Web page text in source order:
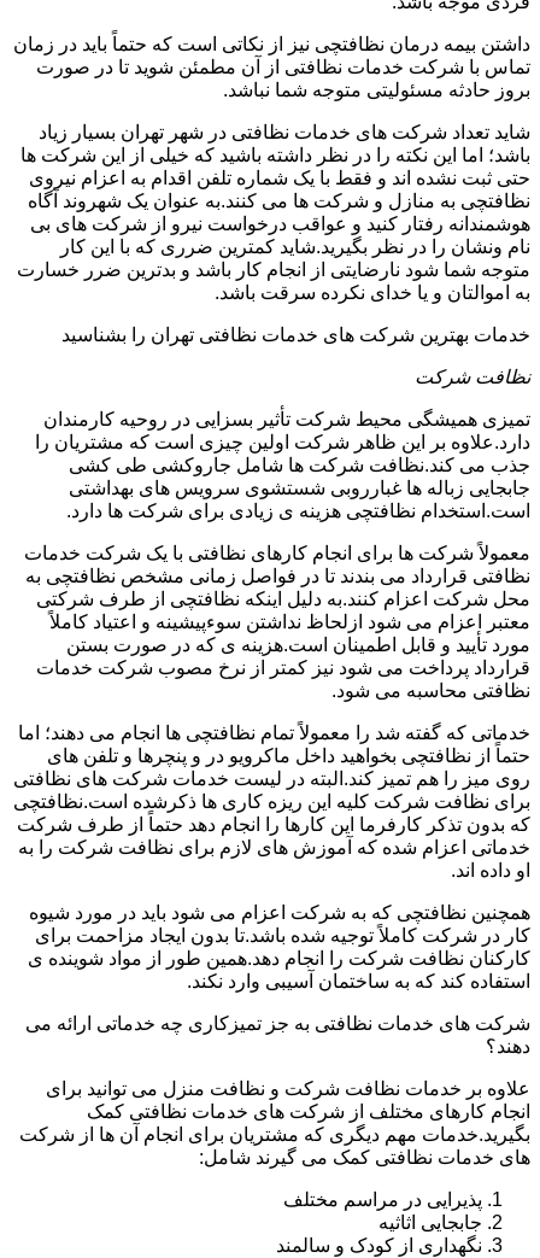
داشتن بیمه درمان نظافتچی نیز از نکاتی است که حتماً باید در زمان
تماس با شرکت خدمات نظافتی از آن مطمئن شوید تا در صورت
بروز حادثه مسئولیتی متوجه شما نباشد.
شاید تعداد شرکت های خدمات نظافتی در شهر تهران بسیار زیاد
باشد؛ اما این نکته را در نظر داشته باشید که خیلی از این شرکت ها
حتی ثبت نشده اند و فقط با یک شماره تلفن اقدام به اعزام نیروی
نظافتچی به منازل و شرکت ها می کنند.به عنوان یک شهروند آگاه
هوشمندانه رفتار کنید و عواقب درخواست نیرو از شرکت های بی
نام ونشان را در نظر بگیرید.شاید کمترین ضرری که با این کار
متوجه شما شود نارضایتی از انجام کار باشد و بدترین ضرر خسارت
به اموالتان و یا خدای نکرده سرقت باشد.
خدمات بهترین شرکت های خدمات نظافتی تهران را بشناسید
نظافت شرکت
تمیزی همیشگی محیط شرکت تأثیر بسزایی در روحیه کارمندان
دارد.علاوه بر این ظاهر شرکت اولین چیزی است که مشتریان را
جذب می کند.نظافت شرکت ها شامل جاروکشی طی کشی
جابجایی زباله ها غبارروبی شستشوی سرویس های بهداشتی
است.استخدام نظافتچی هزینه ی زیادی برای شرکت ها دارد.
معمولاً شرکت ها برای انجام کارهای نظافتی با یک شرکت خدمات
نظافتی قرارداد می بندند تا در فواصل زمانی مشخص نظافتچی به
محل شرکت اعزام کنند.به دلیل اینکه نظافتچی از طرف شرکتی
معتبر اعزام می شود ازلحاظ نداشتن سوءپیشینه و اعتیاد کاملاً
مورد تأیید و قابل اطمینان است.هزینه ی که در صورت بستن
قرارداد پرداخت می شود نیز کمتر از نرخ مصوب شرکت خدمات
نظافتی محاسبه می شود.
خدماتی که گفته شد را معمولاً تمام نظافتچی ها انجام می دهند؛ اما
حتماً از نظافتچی بخواهید داخل ماکرویو در و پنچرها و تلفن های
روی میز را هم تمیز کند.البته در لیست خدمات شرکت های نظافتی
برای نظافت شرکت کلیه این ریزه کاری ها ذکرشده است.نظافتچی
که بدون تذکر کارفرما این کارها را انجام دهد حتماً از طرف شرکت
خدماتی اعزام شده که آموزش های لازم برای نظافت شرکت را به
او داده اند.
همچنین نظافتچی که به شرکت اعزام می شود باید در مورد شیوه
کار در شرکت کاملاً توجیه شده باشد.تا بدون ایجاد مزاحمت برای
کارکنان نظافت شرکت را انجام دهد.همین طور از مواد شوینده ی
استفاده کند که به ساختمان آسیبی وارد نکند.
شرکت های خدمات نظافتی به جز تمیزکاری چه خدماتی ارائه می
دهند؟
علاوه بر خدمات نظافت شرکت و نظافت منزل می توانید برای
انجام کارهای مختلف از شرکت های خدمات نظافتی کمک
بگیرید.خدمات مهم دیگری که مشتریان برای انجام آن ها از شرکت
های خدمات نظافتی کمک می گیرند شامل:
پذیرایی در مراسم مختلف
جابجایی اثاثیه
نگهداری از کودک و سالمند